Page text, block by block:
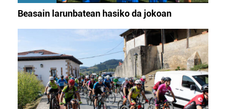
Beasain larunbatean hasiko da jokoan